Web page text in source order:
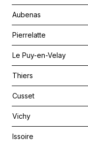
Aubenas
Pierrelatte
Le Puy-en-Velay
Thiers
Cusset
Vichy
Issoire